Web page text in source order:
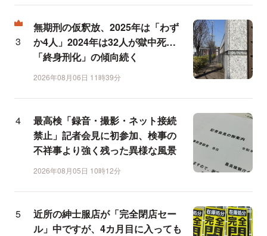
無期刑の仮釈放、2025年は「わず
か4人」2024年は32人が獄中死…
「終身刑化」の傾向続く
2026年08月06日 11時39分
最高検「録音・撮影・ネット接続
禁止」記者会見に初参加、検事の
不祥事より強く残った異様な風景
2026年08月05日 10時12分
近所の紳士服店が「完全閉店セー
ル」中ですが、4カ月目に入っても